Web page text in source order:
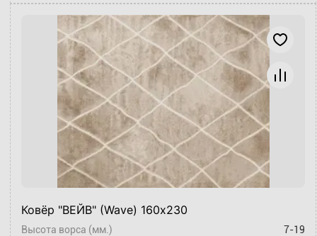
Ковёр "ВЕЙВ" (Wave) 160х230
Высота ворса (мм.)
7-19